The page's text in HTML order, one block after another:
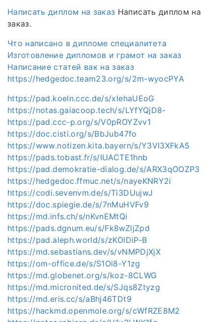
Написать диплом на заказ Написать диплом на
заказ.
Что написано в дипломе специалитета
Изготовление дипломов и грамот на заказ
Написание статей вак на заказ
https://hedgedoc.team23.org/s/2m-wyocPYA
https://pad.koeln.ccc.de/s/xIehaUEoG
https://notas.gaiacoop.tech/s/LYfYQjD8-
https://pad.ccc-p.org/s/V0pROYZvv1
https://doc.cisti.org/s/BbJub47fo
https://www.notizen.kita.bayern/s/Y3VI3XFkA5
https://pads.tobast.fr/s/IUACTE1hnb
https://pad.demokratie-dialog.de/s/ARX3qOOZP3
https://hedgedoc.ffmuc.net/s/nayeKNRY2i
https://codi.sevenvm.de/s/Ti3DUujwJ
https://doc.spiegie.de/s/7nMuHVFv9
https://md.infs.ch/s/nKvnEMtQi
https://pads.dgnum.eu/s/Fk8wZljZpd
https://pad.aleph.world/s/zKOIDiP-B
https://md.sebastians.dev/s/vNMPDjXjX
https://om-office.de/s/S1Oi8-Y1zg
https://md.globenet.org/s/koz-8CLWG
https://md.micronited.de/s/SJqs8Ztyzg
https://md.eris.cc/s/aBhj46TDt9
https://hackmd.openmole.org/s/cWfRZE8M2